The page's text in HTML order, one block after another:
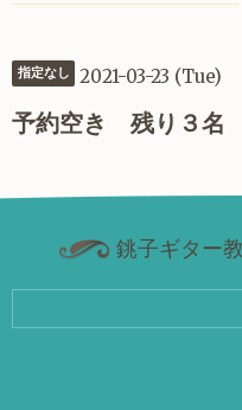
指定なし 2021-03-23 (Tue)
予約空き 残り３名
銚子ギター